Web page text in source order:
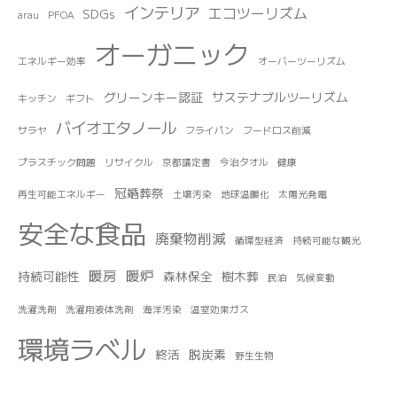
arau PFOA SDGs インテリア エコツーリズム
エネルギー効率 オーガニック オーバーツーリズム
キッチン ギフト グリーンキー認証 サステナブルツーリズム
サラヤ バイオエタノール フライパン フードロス削減
プラスチック問題 リサイクル 京都議定書 今治タオル 健康
再生可能エネルギー 冠婚葬祭 土壌汚染 地球温暖化 太陽光発電
安全な食品 廃棄物削減 循環型経済 持続可能な観光
持続可能性 暖房 暖炉 森林保全 樹木葬 民泊 気候変動
洗濯洗剤 洗濯用液体洗剤 海洋汚染 温室効果ガス
環境ラベル 終活 脱炭素 野生生物